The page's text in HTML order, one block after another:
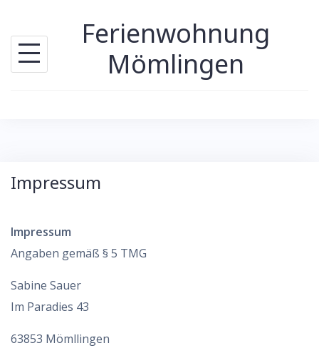
content
Ferienwohnung
Mömlingen
Impressum
Impressum
Angaben gemäß § 5 TMG
Sabine Sauer
Im Paradies 43
63853 Mömllingen